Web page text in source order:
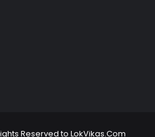
Reserved to LokVikas.Com